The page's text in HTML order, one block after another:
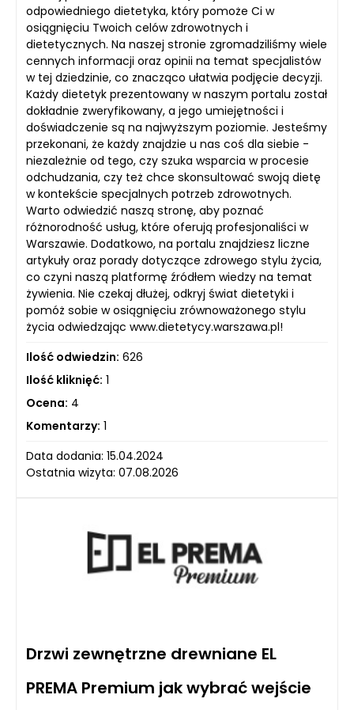
odpowiedniego dietetyka, który pomoże Ci w
osiągnięciu Twoich celów zdrowotnych i
dietetycznych. Na naszej stronie zgromadziliśmy wiele
cennych informacji oraz opinii na temat specjalistów
w tej dziedzinie, co znacząco ułatwia podjęcie decyzji.
Każdy dietetyk prezentowany w naszym portalu został
dokładnie zweryfikowany, a jego umiejętności i
doświadczenie są na najwyższym poziomie. Jesteśmy
przekonani, że każdy znajdzie u nas coś dla siebie -
niezależnie od tego, czy szuka wsparcia w procesie
odchudzania, czy też chce skonsultować swoją dietę
w kontekście specjalnych potrzeb zdrowotnych.
Warto odwiedzić naszą stronę, aby poznać
różnorodność usług, które oferują profesjonaliści w
Warszawie. Dodatkowo, na portalu znajdziesz liczne
artykuły oraz porady dotyczące zdrowego stylu życia,
co czyni naszą platformę źródłem wiedzy na temat
żywienia. Nie czekaj dłużej, odkryj świat dietetyki i
pomóż sobie w osiągnięciu zrównoważonego stylu
życia odwiedzając www.dietetycy.warszawa.pl!
Ilość odwiedzin: 626
Ilość kliknięć: 1
Ocena: 4
Komentarzy: 1
Data dodania: 15.04.2024
Ostatnia wizyta: 07.08.2026
Drzwi zewnętrzne drewniane EL
PREMA Premium jak wybrać wejście